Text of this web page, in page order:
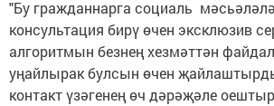
"Бу гражданнарга социаль
консультация бирү өчен эксклюзив
алгоритмын безнең хезмәттән
уңайлырак булсын өчен
контакт үзәгенең өч дәрәҗәле